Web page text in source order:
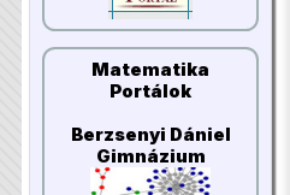
Matematika
Portálok
Berzsenyi Dániel
Gimnázium